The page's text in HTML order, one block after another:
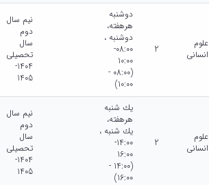
علوم
انسانی
2
دوشنبه
هرهفته،
دوشنبه ،
08:00-
10:00
(08:00 -
10:00)
نیم سال
دوم
سال
تحصیلی
1404-
1405
علوم
انسانی
2
يك شنبه
هرهفته،
يك شنبه ،
14:00-
16:00
(14:00 -
16:00)
نیم سال
دوم
سال
تحصیلی
1404-
1405